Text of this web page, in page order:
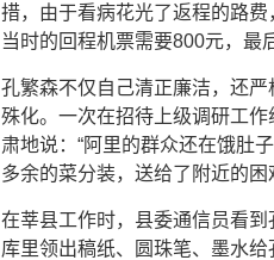
措，由于看病花光了返程的路
当时的回程机票需要800元，最
孔繁森不仅自己清正廉洁，还
殊化。一次在招待上级调研工
肃地说：“阿里的群众还在饿肚
多余的菜分装，送给了附近的困
在莘县工作时，县委通信员看
库里领出稿纸、圆珠笔、墨水